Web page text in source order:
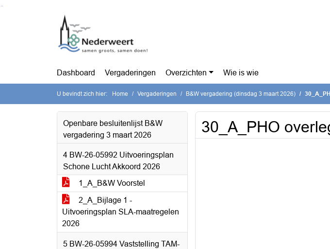
Dashboard Vergaderingen Overzichten Wie is wie
U bevindt zich hier: Home Vergaderingen B&W vergadering (dinsdag 3 maart 2026)
Openbare besluitenlijst B&W
vergadering 3 maart 2026
4 BW-26-05992 Uitvoeringsplan
Schone Lucht Akkoord 2026
1_A_B&W Voorstel
2_A_Bijlage 1 -
Uitvoeringsplan SLA-maatregelen
2026
5 BW-26-05994 Vaststelling TAM-
30_A_PHO